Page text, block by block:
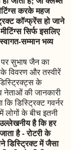
करके महज
कॉन्फ्रेंस हो जाने
सिर्फ इसलिए
सम्मान भव्य
पर सुभाष जैन का
विवरण और तस्वीरें
के
नेताओं की जानकारी
डिस्ट्रिक्ट गवर्नर
लोगों के बीच इतनी
है कि हर
है - रोटरी के
डिस्ट्रिक्ट में जैसा